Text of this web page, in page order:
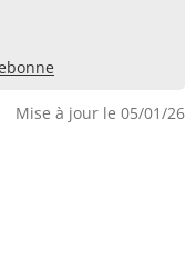
Mise à jour le 05/01/26